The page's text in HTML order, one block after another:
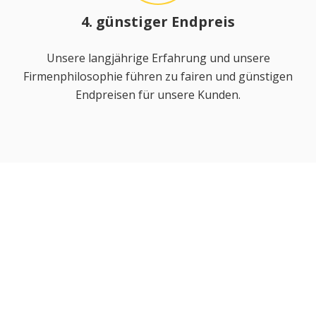
4. günstiger Endpreis
Unsere langjährige Erfahrung und unsere
Firmenphilosophie führen zu fairen und günstigen
Endpreisen für unsere Kunden.